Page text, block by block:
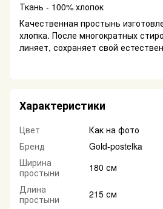
Ткань - 100% хлопок
Качественная простынь
хлопка. После многократных
линяет, сохраняет свой
Характеристики
Цвет
Как на фото
Бренд
Gold-postelka
Ширина
простыни
180 см
Длина
простыни
215 см